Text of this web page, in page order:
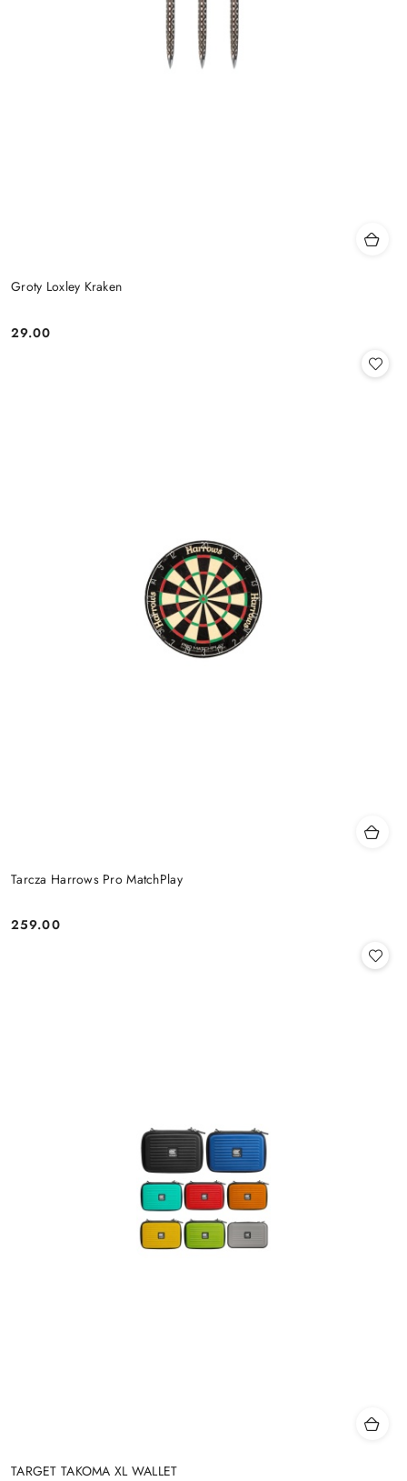
Groty Loxley Kraken
Cena:
29.00
Tarcza Harrows Pro MatchPlay
Cena:
259.00
TARGET TAKOMA XL WALLET